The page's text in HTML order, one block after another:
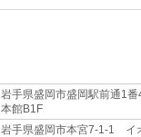
岩手県盛岡市盛岡駅前通1
本館B1F
岩手県盛岡市本宮7-1-1 イ